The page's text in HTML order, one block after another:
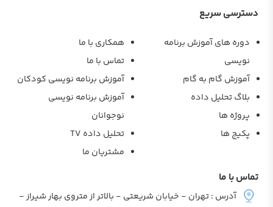
دسترسی سریع
دوره های آموزش برنامه
نویسی
آموزش گام به گام
بلاگ تحلیل داده
پروژه ها
پکیج ها
همکاری با ما
تماس با ما
آموزش برنامه نویسی کودکان
آموزش برنامه نویسی
نوجوانان
تحلیل داده TV
مشتریان ما
تماس با ما
آدرس : تهران - خیابان شریعتی - بالاتر از متروی بهار شیراز -